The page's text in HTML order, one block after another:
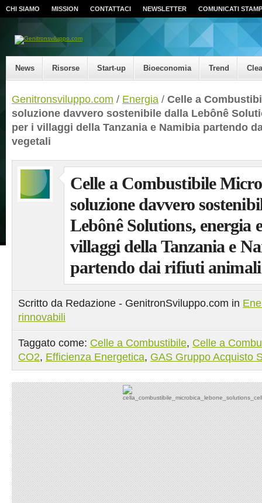
CHI SIAMO MISSION CONTATTACI NEWSLETTER COMUNICATI
News Risorse Start-up Bioeconomia Trend
Genitronsviluppo.com / Energia / Celle a
soluzione davvero sostenibile dalla Lebônê
per i villaggi della Tanzania e Namibia partendo
vegetali
Celle a Combustibile
soluzione davvero
Lebônê Solutions, energia
villaggi della Tanzania e
partendo dai rifiuti animali
Scritto da Redazione - GenitronSviluppo.com in
rinnovabili
Taggato come: Celle a Combustibile, Celle a
CO2, Efficienza Energetica, GAS Gruppo Acquisto